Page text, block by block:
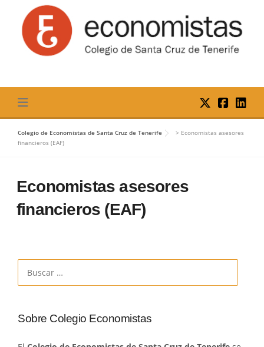
content
Colegio de Economistas de Santa Cruz de Tenerife > Economistas asesores
financieros (EAF)
Economistas asesores
financieros (EAF)
Sobre Colegio Economistas